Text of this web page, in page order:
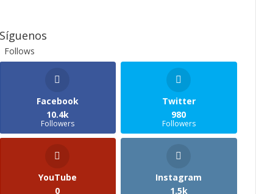
Síguenos
Follows
Facebook
10.4k
Followers
Twitter
980
Followers
YouTube
0
Instagram
1.5k